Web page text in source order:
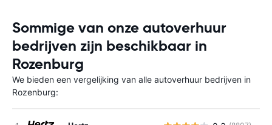
Sommige van onze autoverhuur
bedrijven zijn beschikbaar in
Rozenburg
We bieden een vergelijking van alle autoverhuur bedrijven in
Rozenburg: